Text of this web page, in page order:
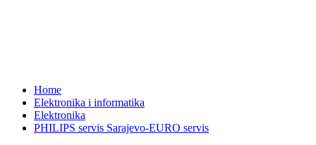
Home
Elektronika i informatika
Elektronika
PHILIPS servis Sarajevo-EURO servis